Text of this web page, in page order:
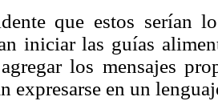
que estos serían
iniciar las guías
los mensajes
expresarse en un